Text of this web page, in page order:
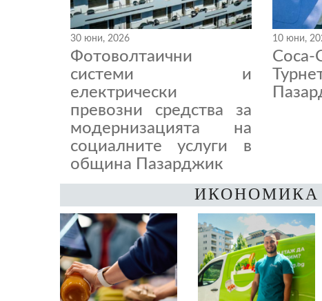
30 юни, 2026
Фотоволтаични
системи и
електрически
превозни средства за
модернизацията на
социалните услуги в
община Пазарджик
10 юни,
ИКОНОМИКА